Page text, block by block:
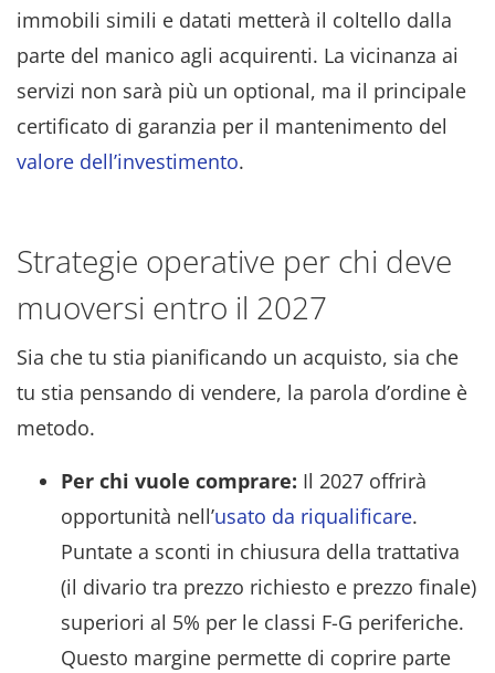
immobili simili e datati metterà il coltello dalla
parte del manico agli acquirenti. La vicinanza ai
servizi non sarà più un optional, ma il principale
certificato di garanzia per il mantenimento del
valore dell’investimento.
Strategie operative per chi deve
muoversi entro il 2027
Sia che tu stia pianificando un acquisto, sia che
tu stia pensando di vendere, la parola d’ordine è
metodo.
Per chi vuole comprare: Il 2027 offrirà
opportunità nell’usato da riqualificare.
Puntate a sconti in chiusura della trattativa
(il divario tra prezzo richiesto e prezzo finale)
superiori al 5% per le classi F-G periferiche.
Questo margine permette di coprire parte